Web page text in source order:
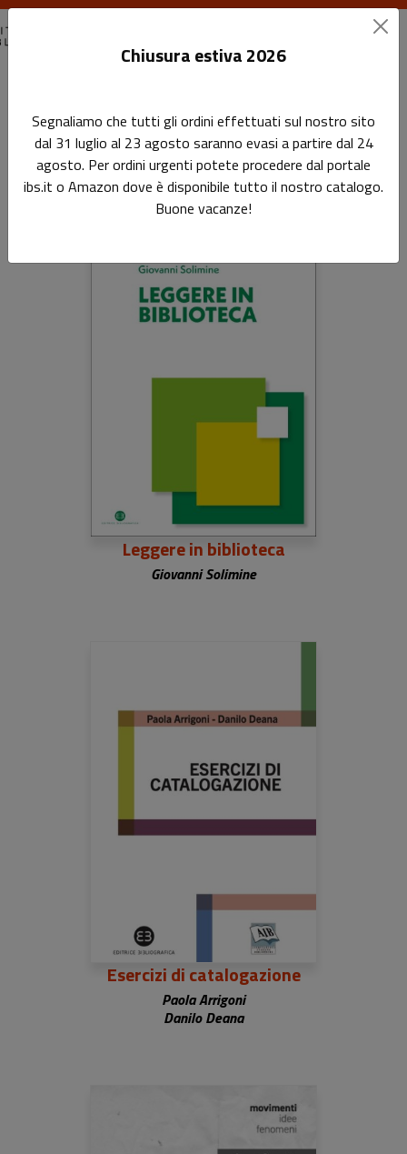
Libri in evidenza
Leggere in biblioteca
Giovanni Solimine
Esercizi di catalogazione
Paola Arrigoni
Danilo Deana
Chiusura estiva 2026
Segnaliamo che tutti gli ordini effettuati sul nostro sito
dal 31 luglio al 23 agosto saranno evasi a partire dal 24
agosto. Per ordini urgenti potete procedere dal portale
ibs.it o Amazon dove è disponibile tutto il nostro catalogo.
Buone vacanze!